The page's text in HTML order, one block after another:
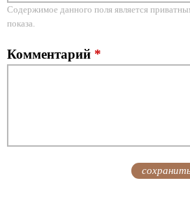
Содержимое данного поля является
показа.
Комментарий *